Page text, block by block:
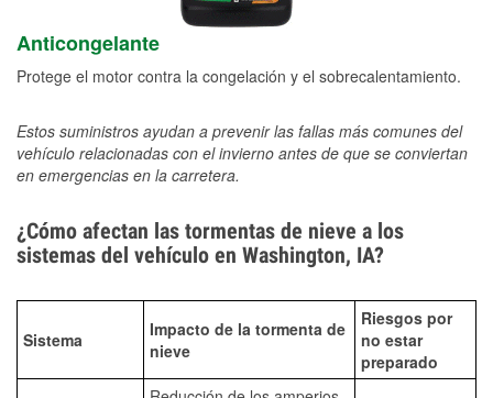
Anticongelante
Protege el motor contra la congelación y el sobrecalentamiento.
Estos suministros ayudan a prevenir las fallas más comunes del
vehículo relacionadas con el invierno antes de que se conviertan
en emergencias en la carretera.
¿Cómo afectan las tormentas de nieve a los
sistemas del vehículo en Washington, IA?
Sistema
Impacto de la tormenta de
nieve
Riesgos por
no estar
preparado